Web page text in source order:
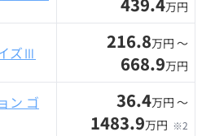
439.4万円
ズⅢ 216.8万円 〜
668.9万円
ン ゴ
36.4万円 〜
1483.9万円 ※2